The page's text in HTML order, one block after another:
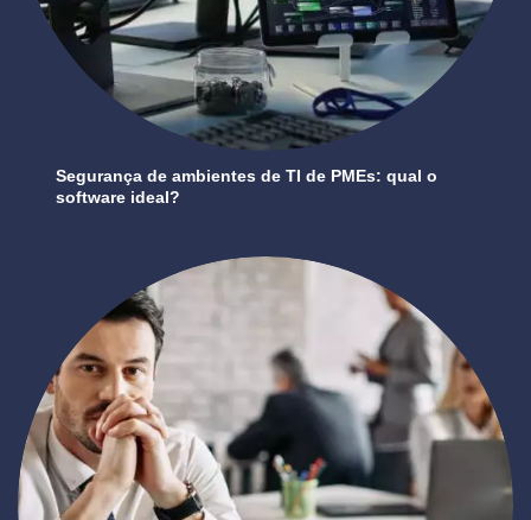
Segurança de ambientes de TI de PMEs: qual o
software ideal?